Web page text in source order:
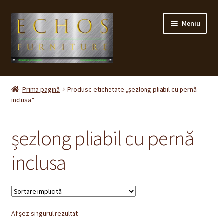
Sari
navigare
Sari
conținut
Meniu
Prima pagină
CONTACT
Coș
Prima pagină
Produse etichetate „șezlong pliabil cu pernă
inclusa”
șezlong pliabil cu pernă
inclusa
Afișez singurul rezultat